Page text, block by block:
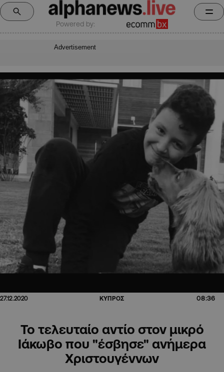
Powered by:
Advertisement
27.12.2020 ΚΥΠΡΟΣ 08:36
Το τελευταίο αντίο στον μικρό
Ιάκωβο που "έσβησε" ανήμερα
Χριστουγέννων